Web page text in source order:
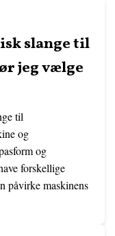
slange til
jeg vælge
til
og
og
forskellige
påvirke maskinens